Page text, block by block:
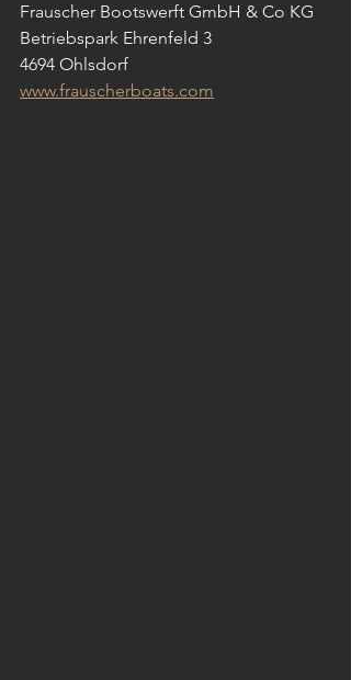
Frauscher Bootswerft GmbH & Co KG
Betriebspark Ehrenfeld 3
4694 Ohlsdorf
www.frauscherboats.com